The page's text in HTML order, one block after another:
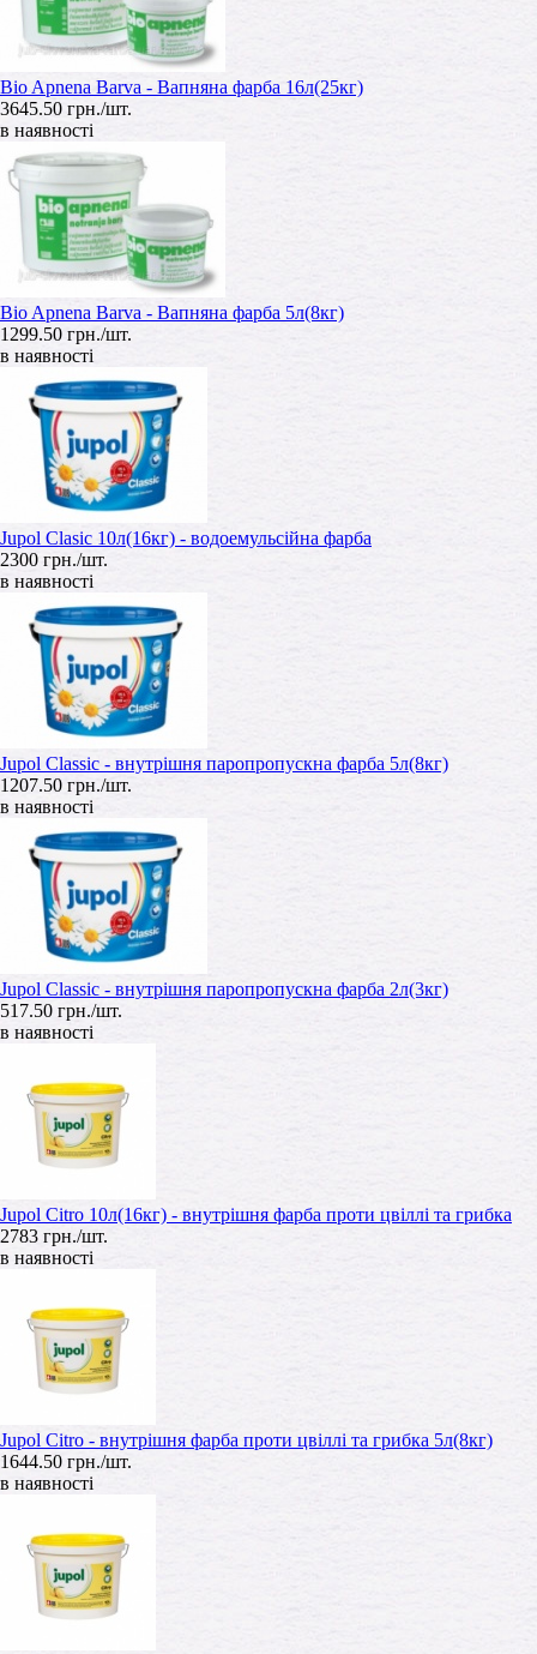
Bio Apnena Barva - Вапняна фарба 16л(25кг)
3645.50 грн./шт.
в наявності
Bio Apnena Barva - Вапняна фарба 5л(8кг)
1299.50 грн./шт.
в наявності
Jupol Clasic 10л(16кг) - водоемульсійна фарба
2300 грн./шт.
в наявності
Jupol Classic - внутрішня паропропускна фарба 5л(8кг)
1207.50 грн./шт.
в наявності
Jupol Classic - внутрішня паропропускна фарба 2л(3кг)
517.50 грн./шт.
в наявності
Jupol Citro 10л(16кг) - внутрішня фарба проти цвіллі та грибка
2783 грн./шт.
в наявності
Jupol Citro - внутрішня фарба проти цвіллі та грибка 5л(8кг)
1644.50 грн./шт.
в наявності